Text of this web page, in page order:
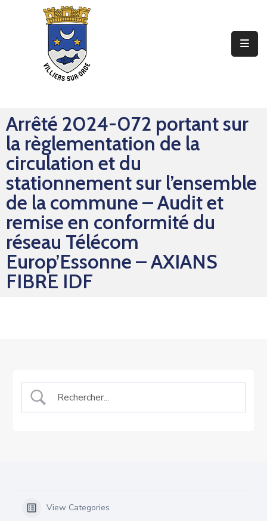
Mes
Sorties
Mes
Démarches
Contact
Arrêté 2024-072 portant sur
la règlementation de la
circulation et du
stationnement sur l’ensemble
de la commune – Audit et
remise en conformité du
réseau Télécom
Europ’Essonne – AXIANS
FIBRE IDF
View Categories